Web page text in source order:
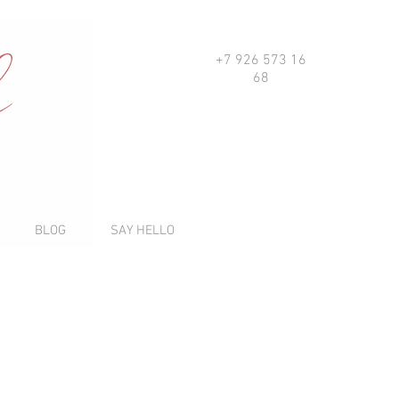
BLOG SAY HELLO
+7 926 573 16
68